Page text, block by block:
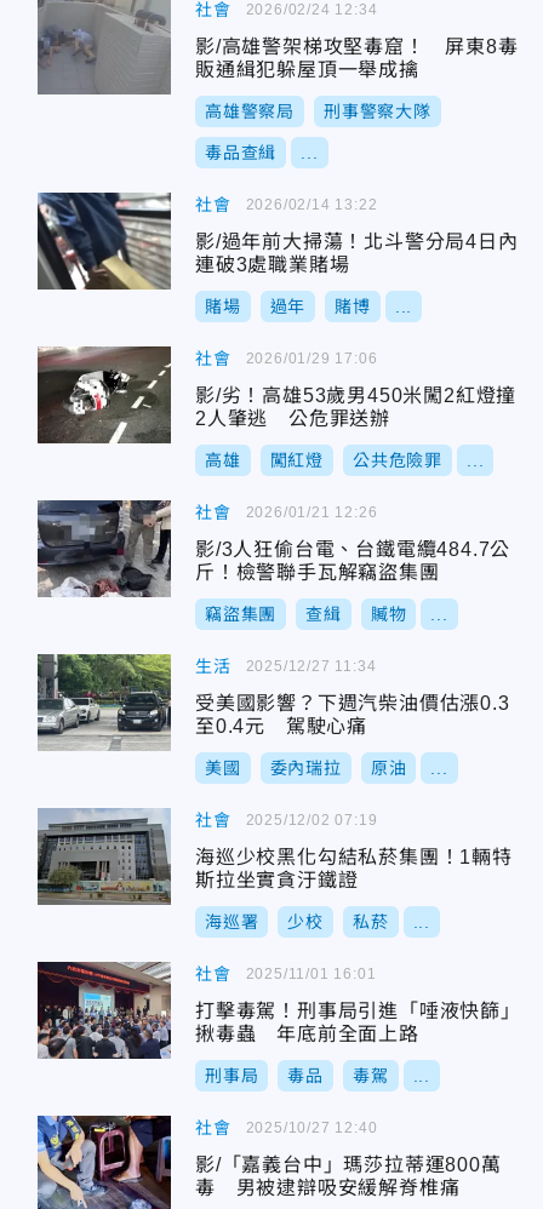
社會
影/高雄警架梯攻堅毒窟！ 屏東8毒
販通緝犯躲屋頂一舉成擒
高雄警察局 刑事警察大隊
毒品查緝
2026/02/24 12:34
社會
影/過年前大掃蕩！北斗警分局4日內
連破3處職業賭場
賭場 過年 賭博
2026/02/14 13:22
社會
影/劣！高雄53歲男450米闖2紅燈撞
2人肇逃 公危罪送辦
高雄 闖紅燈 公共危險罪
2026/01/29 17:06
社會
影/3人狂偷台電、台鐵電纜484.7公
斤！檢警聯手瓦解竊盜集團
竊盜集團 查緝 贓物
2026/01/21 12:26
生活
受美國影響？下週汽柴油價估漲0.3
至0.4元 駕駛心痛
美國 委內瑞拉 原油
2025/12/27 11:34
社會
海巡少校黑化勾結私菸集團！1輛特
斯拉坐實貪汙鐵證
海巡署 少校 私菸
2025/12/02 07:19
社會
打擊毒駕！刑事局引進「唾液快篩」
揪毒蟲 年底前全面上路
刑事局 毒品 毒駕
2025/11/01 16:01
社會
影/「嘉義台中」瑪莎拉蒂運800萬
毒 男被逮辯吸安緩解脊椎痛
2025/10/27 12:40